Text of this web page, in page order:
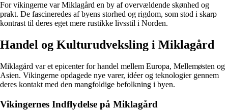
For vikingerne var Miklagård en by af overvældende skønhed og
prakt. De fascineredes af byens storhed og rigdom, som stod i skarp
kontrast til deres eget mere rustikke livsstil i Norden.
Handel og Kulturudveksling i Miklagård
Miklagård var et epicenter for handel mellem Europa, Mellemøsten og
Asien. Vikingerne opdagede nye varer, idéer og teknologier gennem
deres kontakt med den mangfoldige befolkning i byen.
Vikingernes Indflydelse på Miklagård